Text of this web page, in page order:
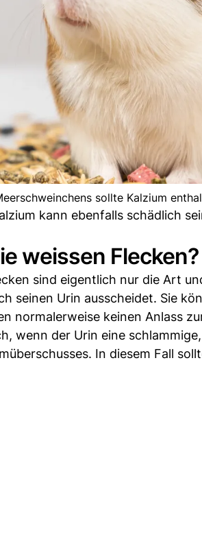
sollte Kalzium
kann ebenfalls schädlich
weissen Flecken?
sind eigentlich nur die Art
seinen Urin ausscheidet. Sie
normalerweise keinen Anlass
wenn der Urin eine
In diesem Fall